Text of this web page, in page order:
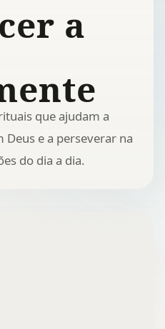
a
que ajudam a
e a perseverar na
do dia a dia.